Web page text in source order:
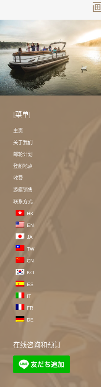
[菜单]
主页
关于我们
邮轮计划
登船地点
收费
游艇销售
联系方式
HK
EN
JA
TW
CN
KO
ES
IT
FR
DE
在线咨询和预订